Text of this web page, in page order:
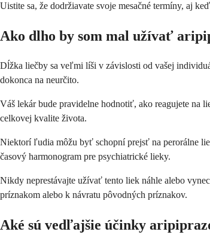
Uistite sa, že dodržiavate svoje mesačné termíny, aj
Ako dlho by som mal užívať
Dĺžka liečby sa veľmi líši v závislosti od vašej
dokonca na neurčito.
Váš lekár bude pravidelne hodnotiť, ako reagujete na
celkovej kvalite života.
Niektorí ľudia môžu byť schopní prejsť na perorálne
časový harmonogram pre psychiatrické lieky.
Nikdy neprestávajte užívať tento liek náhle alebo
príznakom alebo k návratu pôvodných príznakov.
Aké sú vedľajšie účinky